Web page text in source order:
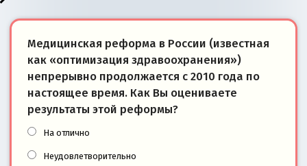
Медицинская реформа в России (известная
как «оптимизация здравоохранения»)
непрерывно продолжается с 2010 года по
настоящее время. Как Вы оцениваете
результаты этой реформы?
На отлично
Неудовлетворительно